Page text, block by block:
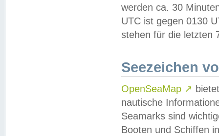
werden ca. 30
UTC ist gegen 0130
stehen für die letzten
Seezeichen
OpenSeaMap ↗
nautische
Seamarks sind
Booten und Schiffen